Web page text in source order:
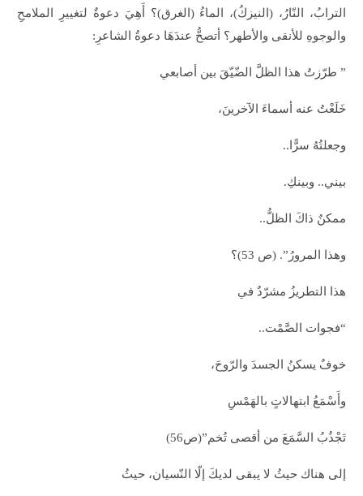
الترابُ، النّارُ، (النيزكُ)، الماءُ (الغرق)؟ أَهِيَ دعوةٌ لتغييرِ الملامحِ
والوجوهِ للأنقى والأطهر؟ أتصحُّ عندَهَا دعوةُ الشاعرِ:
” طرّزتُ هذا الظلَّ الضّيّقَ بين أصابعي
خَلَعْتُ عنه أسماءَ الآخرينَ،
وجعلتُهُ سرًّا..
بيني.. وبينكِ.
ممكنٌ ذاكَ الظلُّ..
وهذا المرورُ”. (ص 53)؟
هذا التطريزُ مشرّدٌ في
“فجوات الصَّمْت..
خوفٌ يسكنُ الجسدَ والرّوحَ،
وأَسْمَعُ ابتهالاتٍ بالهَمْسِ
تَجْذُبُ السَّمَعَ من أقصى تُخم”(ص56)
إلى هناك حيثُ لا يبقى لديكَ إلّا النّسيان، حيثُ